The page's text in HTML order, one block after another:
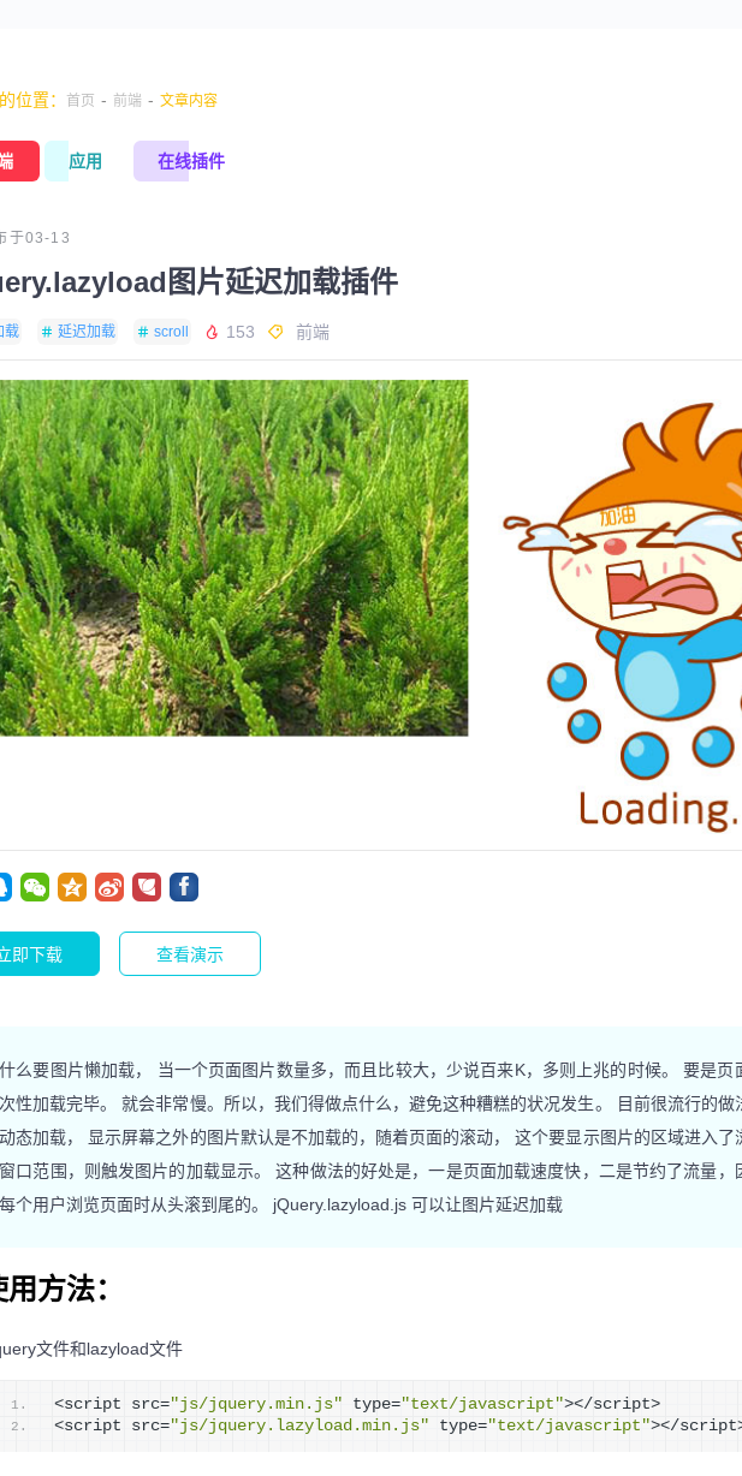
位置： 首页 - 前端 - 文章内容
应用 在线插件
于03-13
图片延迟加载插件
载 延迟加载 scroll 153 前端
即下载 查看演示
么要图片懒加载， 当一个页面图片数量多，而且比较大，少说百来K，多则上兆的时候。 要是页
性加载完毕。 就会非常慢。所以，我们得做点什么，避免这种糟糕的状况发生。 目前很流行的做
态加载， 显示屏幕之外的图片默认是不加载的，随着页面的滚动， 这个要显示图片的区域进入了
口范围，则触发图片的加载显示。 这种做法的好处是，一是页面加载速度快，二是节约了流量，
个用户浏览页面时从头滚到尾的。 jQuery.lazyload.js 可以让图片延迟加载
方法：
文件和lazyload文件
<script src="js/jquery.min.js" type="text/javascript"></script>
<script src="js/jquery.lazyload.min.js" type="text/javascript"></